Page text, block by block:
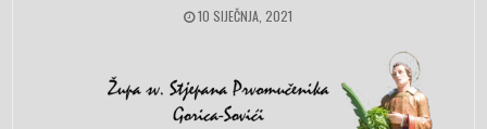
PUBLISHED DATE:
10 SIJEČNJA, 2021